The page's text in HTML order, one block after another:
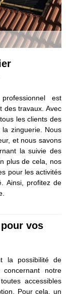
est
des travaux. Avec
les clients des
zinguerie. Nous
et nous savons
la suivie des
plus de cela, nos
pour les activités
Ainsi, profitez de
vos
la possibilité de
notre
accessibles
Pour cela, un